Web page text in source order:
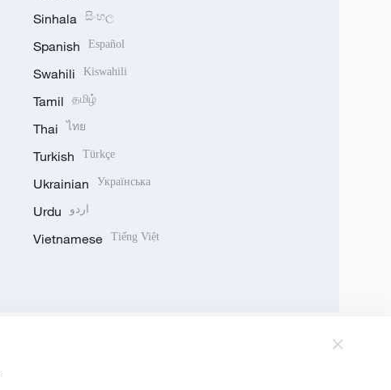
Sinhala සිංහල
Spanish Español
Swahili Kiswahili
Tamil தமிழ்
Thai ไทย
Turkish Türkçe
Ukrainian Українська
Urdu اردو
Vietnamese Tiếng Việt